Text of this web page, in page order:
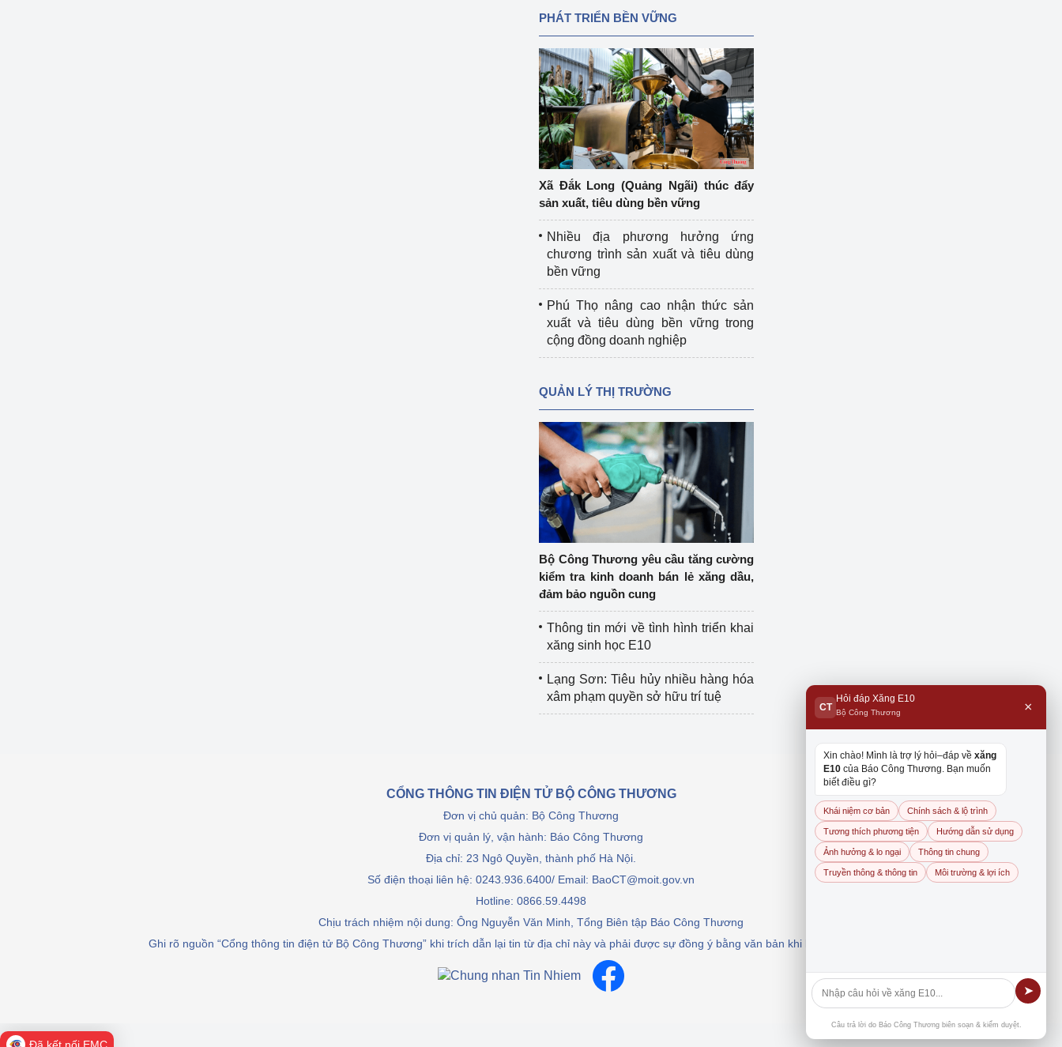
PHÁT TRIỂN BỀN VỮNG
Xã Đắk Long (Quảng Ngãi) thúc đẩy
sản xuất, tiêu dùng bền vững
Nhiều địa phương hưởng ứng
chương trình sản xuất và tiêu dùng
bền vững
Phú Thọ nâng cao nhận thức sản
xuất và tiêu dùng bền vững trong
cộng đồng doanh nghiệp
QUẢN LÝ THỊ TRƯỜNG
Bộ Công Thương yêu cầu tăng cường
kiểm tra kinh doanh bán lẻ xăng dầu,
đảm bảo nguồn cung
Thông tin mới về tình hình triển khai
xăng sinh học E10
Lạng Sơn: Tiêu hủy nhiều hàng hóa
xâm phạm quyền sở hữu trí tuệ
CỔNG THÔNG TIN ĐIỆN TỬ BỘ CÔNG THƯƠNG
Đơn vị chủ quản: Bộ Công Thương
Đơn vị quản lý, vận hành: Báo Công Thương
Địa chỉ: 23 Ngô Quyền, thành phố Hà Nội.
Số điện thoại liên hệ: 0243.936.6400/ Email: BaoCT@moit.gov.vn
Hotline: 0866.59.4498
Chịu trách nhiệm nội dung: Ông Nguyễn Văn Minh, Tổng Biên tập Báo Công Thương
Ghi rõ nguồn “Cổng thông tin điện tử Bộ Công Thương” khi trích dẫn lại tin từ địa chỉ này và phải được sự đồng ý bằng văn bản khi khai thác, dẫn nguồn.
CT
Hỏi đáp Xăng E10
Bộ Công Thương ×
Xin chào! Mình là trợ lý hỏi–đáp về xăng
E10 của Báo Công Thương. Bạn muốn
biết điều gì?
Khái niệm cơ bản Chính sách & lộ trình
Tương thích phương tiện Hướng dẫn sử dụng
Ảnh hưởng & lo ngại Thông tin chung
Truyền thông & thông tin Môi trường & lợi ích
➤
Câu trả lời do Báo Công Thương biên soạn & kiểm duyệt.